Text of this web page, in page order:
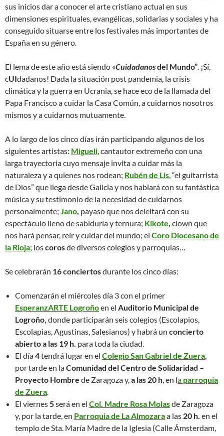
sus inicios dar a conocer el arte cristiano actual en sus
dimensiones espirituales, evangélicas, solidarias y sociales y ha
conseguido situarse entre los festivales más importantes de
España en su género.
El lema de este año está siendo «Cuidadanosdel Mundo”. ¡Sí,
cUIdadanos! Dada la situación post pandemia, la crisis
climática y la guerra en Ucrania, se hace eco de la llamada del
Papa Francisco a cuidar la Casa Común, a cuidarnos nosotros
mismos y a cuidarnos mutuamente.
A lo largo de los cinco días irán participando algunos de los
siguientes artistas: Migueli, cantautor extremeño con una
larga trayectoria cuyo mensaje invita a cuidar más la
naturaleza y a quienes nos rodean; Rubén de Lis, “el guitarrista
de Dios” que llega desde Galicia y nos hablará con su fantástica
música y su testimonio de la necesidad de cuidarnos
personalmente; Jano, payaso que nos deleitará con su
espectáculo lleno de sabiduría y ternura; Kikote, clown que
nos hará pensar, reír y cuidar del mundo; el Coro Diocesano de
la Rioja; loscorosde diversos colegios y parroquias…
Se celebrarán 16 conciertosdurante los cinco días:
Comenzarán el miércoles día 3 con el primer
EsperanzARTE Logroñoen el Auditorio Municipal de
Logroño, donde participarán seis colegios (Escolapios,
Escolapias, Agustinas, Salesianos) y habrá un concierto
abierto a las 19 h. para toda la ciudad.
El día4tendrá lugar en el Colegio San Gabriel de Zuera,
por tarde en laComunidad del Centro de Solidaridad –
Proyecto Hombre de Zaragoza y,a las 20 h, en la parroquia
de Zuera.
El viernes5será en el Col. Madre Rosa Molasde Zaragoza
y, por la tarde, en Parroquia de La Almozaraa las 20 h. en el
templo de Sta. María Madre de la Iglesia (Calle Ámsterdam,